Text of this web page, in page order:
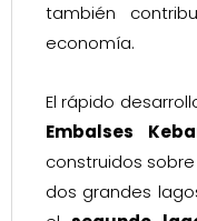
también
economía.
El rápido
Embalses
construidos
dos grandes